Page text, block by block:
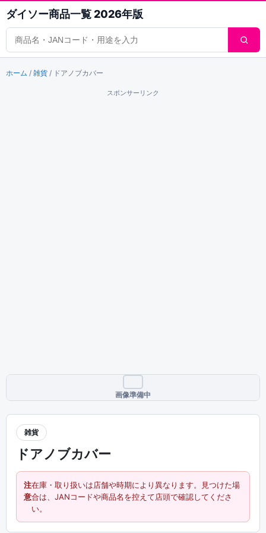
ダイソー商品一覧 2026年版
商品検索
ホーム / 雑貨 / ドアノブカバー
スポンサーリンク
画像準備中
雑貨
ドアノブカバー
注
意
在庫・取り扱いは店舗や時期により異なります。見つけた場
合は、JANコードや商品名を控えて店頭で確認してくださ
い。